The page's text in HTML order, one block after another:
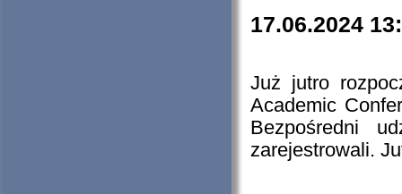
17.06.2024
Już jutro
Academic
Bezpośredni
zarejestrowali.